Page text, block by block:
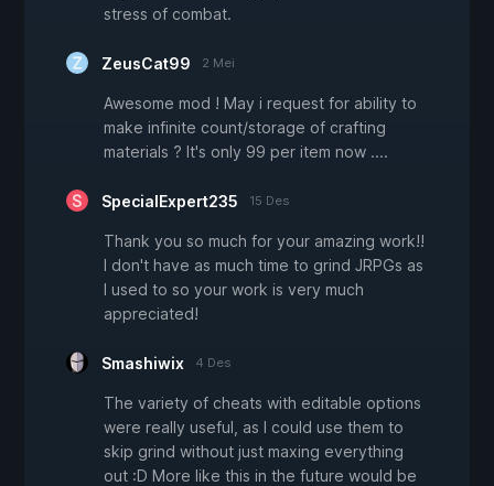
stress of combat.
ZeusCat99 2 Mei
Awesome mod ! May i request for ability to
make infinite count/storage of crafting
materials ? It's only 99 per item now ....
SpecialExpert235 15 Des
Thank you so much for your amazing work!!
I don't have as much time to grind JRPGs as
I used to so your work is very much
appreciated!
Smashiwix 4 Des
The variety of cheats with editable options
were really useful, as I could use them to
skip grind without just maxing everything
out :D More like this in the future would be